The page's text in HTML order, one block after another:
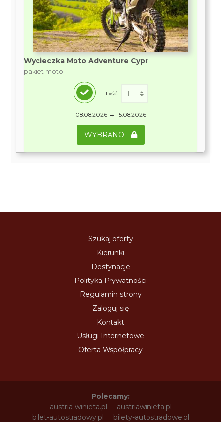
Wycieczka Moto Adventure Cypr
pakiet moto
Ilość:
08.08.2026 → 15.08.2026
WYBRANO
Szukaj oferty
Kierunki
Destynacje
Polityka Prywatności
Regulamin strony
Zaloguj się
Kontakt
Usługi Internetowe
Oferta Współpracy
Polecamy:
austria-winieta.pl
austriawinieta.pl
bilet-autostradowy.pl
bilety-autostradowe.pl